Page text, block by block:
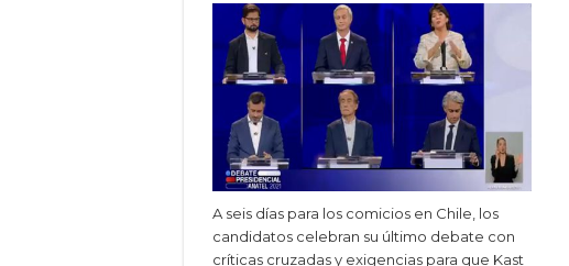
A seis días para los comicios en Chile, los
candidatos celebran su último debate con
críticas cruzadas y exigencias para que Kast